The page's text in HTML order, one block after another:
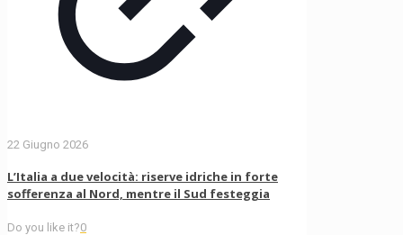
22 Giugno 2026
L’Italia a due velocità: riserve idriche in forte
sofferenza al Nord, mentre il Sud festeggia
Do you like it?0